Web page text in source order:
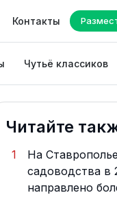
Контакты
Чутьё классиков
Читайте
1
На
садоводства в
направлено